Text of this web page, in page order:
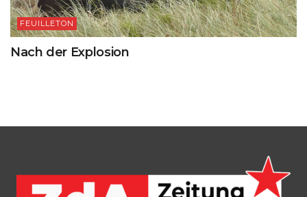
FEUILLETON
Nach der Explosion